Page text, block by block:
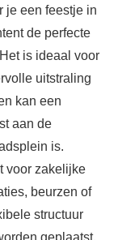
je een feestje in
de perfecte
is ideaal voor
uitstraling
kan een
aan de
is.
voor zakelijke
beurzen of
structuur
geplaatst,